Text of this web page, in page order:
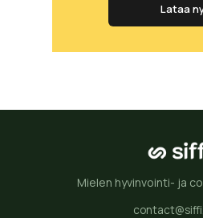
Lataa
Mielen hyvinvointi- ja